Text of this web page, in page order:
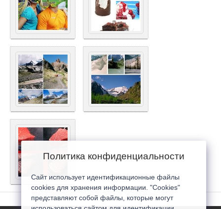
Политика конфиденциальности
Сайт использует идентификационные файлы
cookies для хранения информации. "Cookies"
представляют собой файлы, которые могут